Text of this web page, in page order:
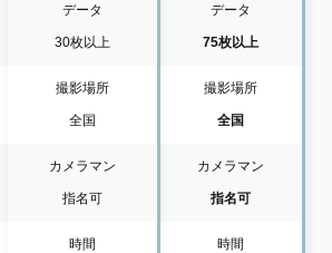
データ
30枚以上
撮影場所
全国
カメラマン
指名可
時間
データ
75枚以上
撮影場所
全国
カメラマン
指名可
時間